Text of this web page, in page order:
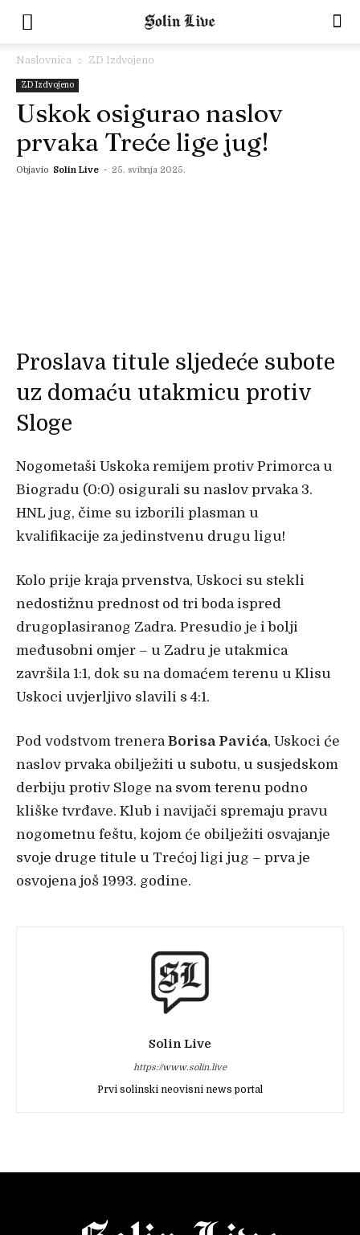
Naslovnica ZD Izdvojeno
ZD Izdvojeno
Uskok osigurao naslov
prvaka Treće lige jug!
Objavio Solin Live - 25. svibnja 2025.
Proslava titule sljedeće subote
uz domaću utakmicu protiv
Sloge
Nogometaši Uskoka remijem protiv Primorca u
Biogradu (0:0) osigurali su naslov prvaka 3.
HNL jug, čime su izborili plasman u
kvalifikacije za jedinstvenu drugu ligu!
Kolo prije kraja prvenstva, Uskoci su stekli
nedostižnu prednost od tri boda ispred
drugoplasiranog Zadra. Presudio je i bolji
međusobni omjer – u Zadru je utakmica
završila 1:1, dok su na domaćem terenu u Klisu
Uskoci uvjerljivo slavili s 4:1.
Pod vodstvom treneraBorisa Pavića, Uskoci će
naslov prvaka obilježiti u subotu, u susjedskom
derbiju protiv Sloge na svom terenu podno
kliške tvrđave. Klub i navijači spremaju pravu
nogometnu feštu, kojom će obilježiti osvajanje
svoje druge titule u Trećoj ligi jug – prva je
osvojena još 1993. godine.
Solin Live
https://www.solin.live
Prvi solinski neovisni news portal